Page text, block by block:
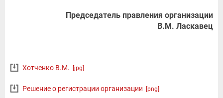
Председатель правления организации
В.М. Ласкавец
Хотченко В.М. [jpg]
Решение о регистрации организации [png]